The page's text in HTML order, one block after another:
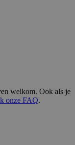
welkom. Ook als je
onze FAQ.